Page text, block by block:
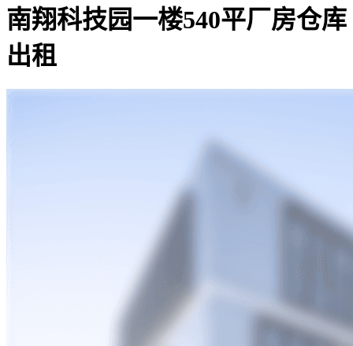
南翔科技园一楼540平厂房仓库
出租